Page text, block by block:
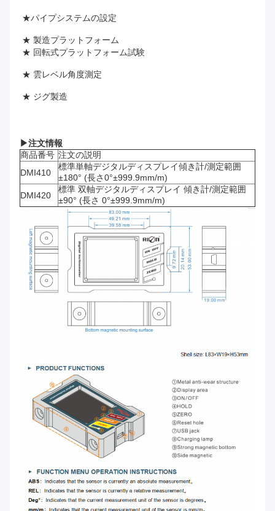
★パイプシステムの設定
★ 製造プラットフォーム
★ 回転式プラットフォーム試験
★ 雲レベル角度測定
★ ジグ製造
▶注文情報
商品番号 注文の説明
DMI410
標準単軸デジタルディスプレイ傾き計/測定範囲
±180° (長さ0°±999.9mm/m)
DMI420
標準 双軸デジタルディスプレイ 傾き計/測定範囲
±90° (長さ 0°±999.9mm/m)